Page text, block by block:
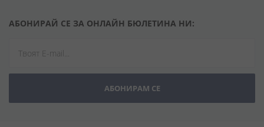
АБОНИРАЙ СЕ ЗА ОНЛАЙН БЮЛЕТИНА НИ:
АБОНИРАМ СЕ